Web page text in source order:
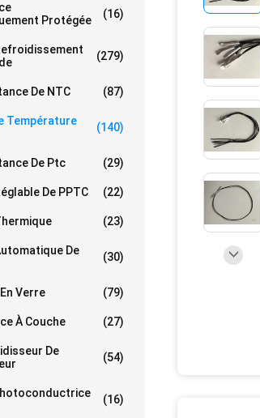
Protégée
(16)
(279)
De NTC (87)
Température
(140)
De Ptc (29)
De PPTC (22)
(23)
De
(30)
Verre (79)
À Couche (27)
De
(54)
(16)